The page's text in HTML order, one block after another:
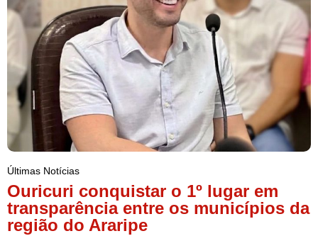
Últimas Notícias
Ouricuri conquistar o 1º lugar em
transparência entre os municípios da
região do Araripe